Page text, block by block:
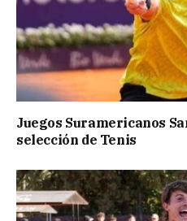
Juegos Suramericanos
selección de Tenis